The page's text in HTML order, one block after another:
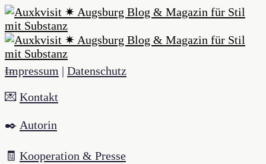
Impressum | Datenschutz
💌 Kontakt
✒️ Autorin
🧾 Kooperation & Presse